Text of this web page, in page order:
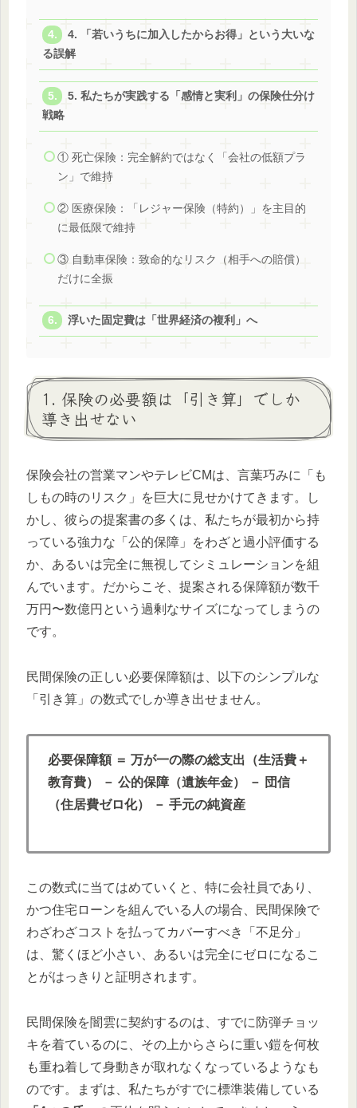
4. 「若いうちに加入したからお得」という大いな
る誤解
5. 私たちが実践する「感情と実利」の保険仕分け
戦略
① 死亡保険：完全解約ではなく「会社の低額プラ
ン」で維持
② 医療保険：「レジャー保険（特約）」を主目的
に最低限で維持
③ 自動車保険：致命的なリスク（相手への賠償）
だけに全振
浮いた固定費は「世界経済の複利」へ
1. 保険の必要額は「引き算」でしか
導き出せない
保険会社の営業マンやテレビCMは、言葉巧みに「も
しもの時のリスク」を巨大に見せかけてきます。し
かし、彼らの提案書の多くは、私たちが最初から持
っている強力な「公的保障」をわざと過小評価する
か、あるいは完全に無視してシミュレーションを組
んでいます。だからこそ、提案される保障額が数千
万円〜数億円という過剰なサイズになってしまうの
です。
民間保険の正しい必要保障額は、以下のシンプルな
「引き算」の数式でしか導き出せません。
必要保障額 ＝ 万が一の際の総支出（生活費＋
教育費） － 公的保障（遺族年金） － 団信
（住居費ゼロ化） － 手元の純資産
この数式に当てはめていくと、特に会社員であり、
かつ住宅ローンを組んでいる人の場合、民間保険で
わざわざコストを払ってカバーすべき「不足分」
は、驚くほど小さい、あるいは完全にゼロになるこ
とがはっきりと証明されます。
民間保険を闇雲に契約するのは、すでに防弾チョッ
キを着ているのに、その上からさらに重い鎧を何枚
も重ね着して身動きが取れなくなっているようなも
のです。まずは、私たちがすでに標準装備している